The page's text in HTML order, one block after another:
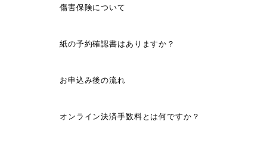
傷害保険について
紙の予約確認書はありますか？
お申込み後の流れ
オンライン決済手数料とは何ですか？